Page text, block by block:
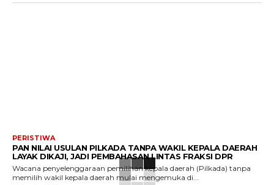
PERISTIWA
PAN NILAI USULAN PILKADA TANPA WAKIL KEPALA DAERAH
LAYAK DIKAJI, JADI PEMBAHASAN LINTAS FRAKSI DPR
Wacana penyelenggaraan pemilihan kepala daerah (Pilkada) tanpa
memilih wakil kepala daerah mulai mengemuka di...